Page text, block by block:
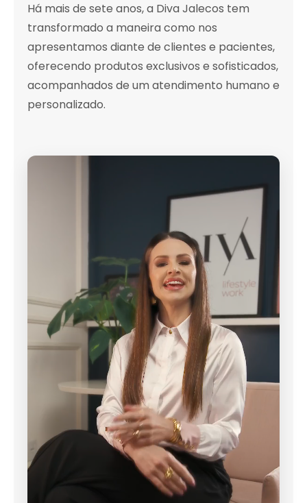
Há mais de sete anos, a Diva Jalecos tem
transformado a maneira como nos
apresentamos diante de clientes e pacientes,
oferecendo produtos exclusivos e sofisticados,
acompanhados de um atendimento humano e
personalizado.